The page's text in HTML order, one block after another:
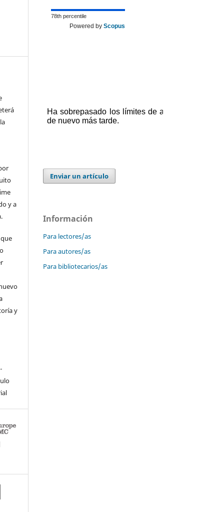
y a
y
78th percentile
Powered by Scopus
Enviar un artículo
Información
Para lectores/as
Para autores/as
Para bibliotecarios/as